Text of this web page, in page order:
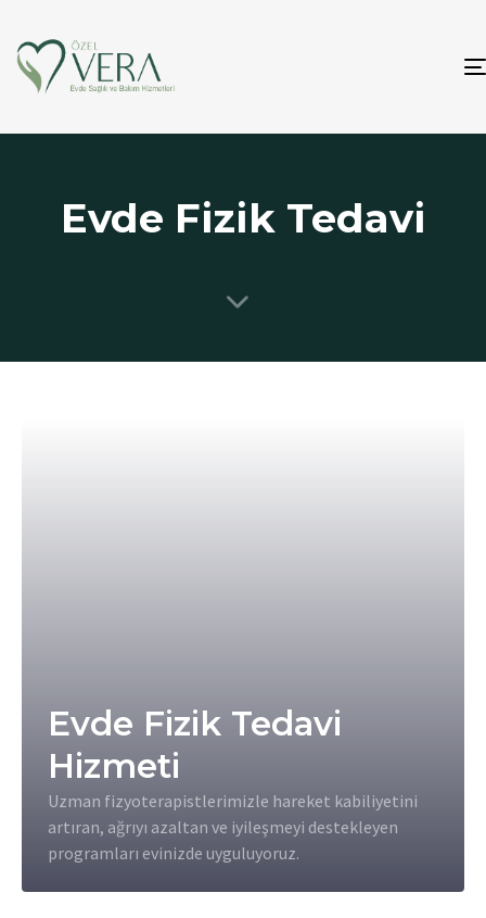
Evde Fizik Tedavi
Evde Fizik Tedavi
Hizmeti
Uzman fizyoterapistlerimizle hareket kabiliyetini
artıran, ağrıyı azaltan ve iyileşmeyi destekleyen
programları evinizde uyguluyoruz.